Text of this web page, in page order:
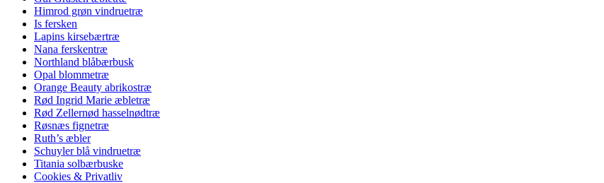
Himrod grøn vindruetræ
Is fersken
Lapins kirsebærtræ
Nana ferskentræ
Northland blåbærbusk
Opal blommetræ
Orange Beauty abrikostræ
Rød Ingrid Marie æbletræ
Rød Zellernød hasselnødtræ
Røsnæs fignetræ
Ruth’s æbler
Schuyler blå vindruetræ
Titania solbærbuske
Cookies & Privatliv